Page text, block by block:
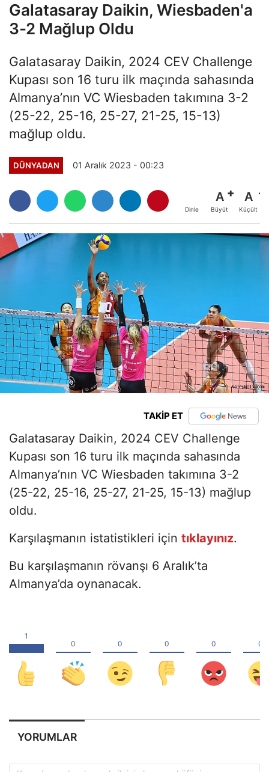
Galatasaray Daikin, Wiesbaden'a
3-2 Mağlup Oldu
Galatasaray Daikin, 2024 CEV Challenge
Kupası son 16 turu ilk maçında sahasında
Almanya’nın VC Wiesbaden takımına 3-2
(25-22, 25-16, 25-27, 21-25, 15-13)
mağlup oldu.
DÜNYADAN 01 Aralık 2023 - 00:23
Dinle
A
Büyüt
A
Küçült
TAKİP ET
Galatasaray Daikin, 2024 CEV Challenge
Kupası son 16 turu ilk maçında sahasında
Almanya’nın VC Wiesbaden takımına 3-2
(25-22, 25-16, 25-27, 21-25, 15-13) mağlup
oldu.
Karşılaşmanın istatistikleri için tıklayınız.
Bu karşılaşmanın rövanşı 6 Aralık’ta
Almanya’da oynanacak.
YORUMLAR